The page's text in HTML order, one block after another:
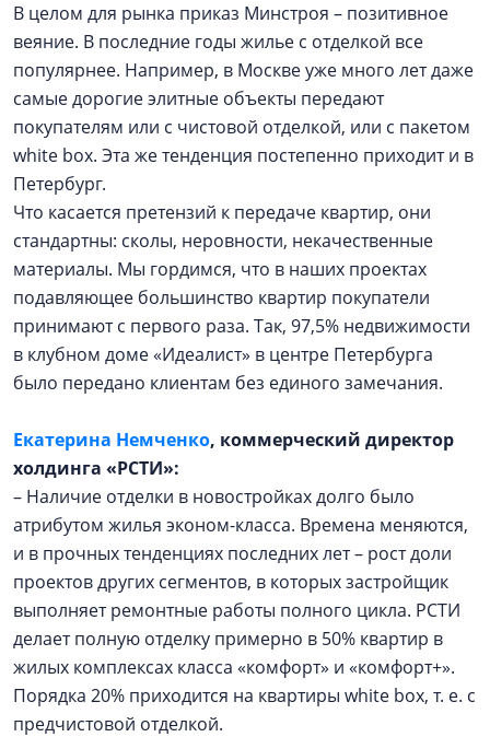
В целом для рынка приказ Минстроя – позитивное
веяние. В последние годы жилье с отделкой все
популярнее. Например, в Москве уже много лет даже
самые дорогие элитные объекты передают
покупателям или с чистовой отделкой, или с пакетом
white box. Эта же тенденция постепенно приходит и в
Петербург.
Что касается претензий к передаче квартир, они
стандартны: сколы, неровности, некачественные
материалы. Мы гордимся, что в наших проектах
подавляющее большинство квартир покупатели
принимают с первого раза. Так, 97,5% недвижимости
в клубном доме «Идеалист» в центре Петербурга
было передано клиентам без единого замечания.
Екатерина Немченко, коммерческий директор
холдинга «РСТИ»:
– Наличие отделки в новостройках долго было
атрибутом жилья эконом-класса. Времена меняются,
и в прочных тенденциях последних лет – рост доли
проектов других сегментов, в которых застройщик
выполняет ремонтные работы полного цикла. РСТИ
делает полную отделку примерно в 50% квартир в
жилых комплексах класса «комфорт» и «комфорт+».
Порядка 20% приходится на квартиры white box, т. е. с
предчистовой отделкой.